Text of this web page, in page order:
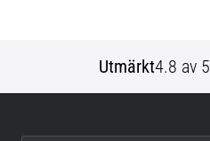
Utmärkt4.8 av 5